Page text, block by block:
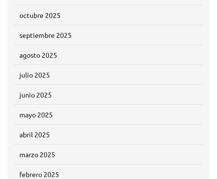
octubre 2025
septiembre 2025
agosto 2025
julio 2025
junio 2025
mayo 2025
abril 2025
marzo 2025
febrero 2025